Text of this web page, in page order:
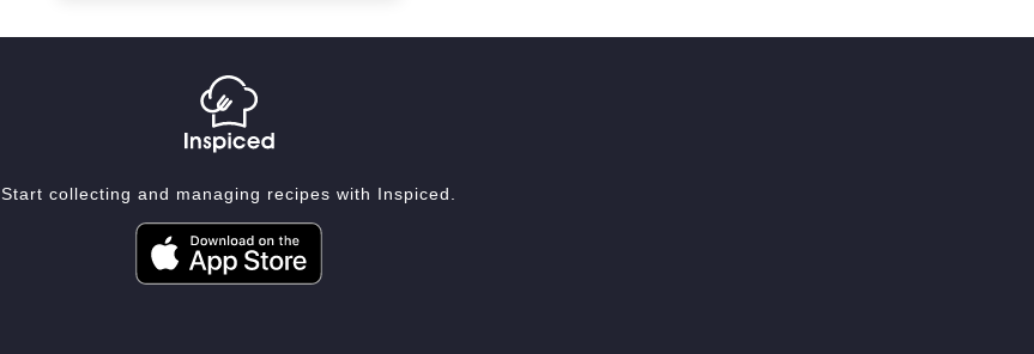
Start collecting and managing recipes with Inspiced.